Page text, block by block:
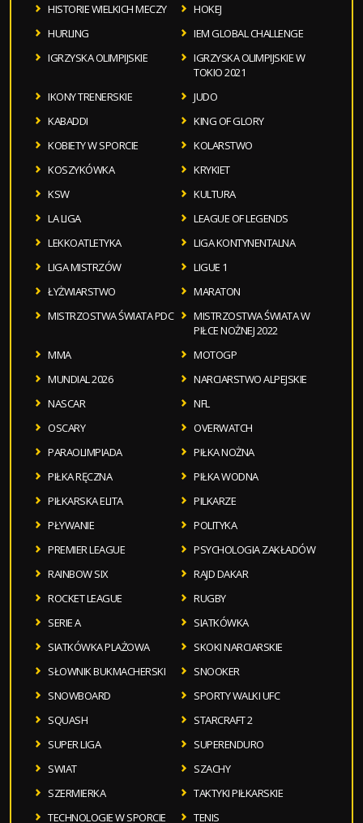
HISTORIE WIELKICH MECZY
HOKEJ
HURLING
IEM GLOBAL CHALLENGE
IGRZYSKA OLIMPIJSKIE
IGRZYSKA OLIMPIJSKIE W
TOKIO 2021
IKONY TRENERSKIE
JUDO
KABADDI
KING OF GLORY
KOBIETY W SPORCIE
KOLARSTWO
KOSZYKÓWKA
KRYKIET
KSW
KULTURA
LA LIGA
LEAGUE OF LEGENDS
LEKKOATLETYKA
LIGA KONTYNENTALNA
LIGA MISTRZÓW
LIGUE 1
ŁYŻWIARSTWO
MARATON
MISTRZOSTWA ŚWIATA PDC
MISTRZOSTWA ŚWIATA W
PIŁCE NOŻNEJ 2022
MMA
MOTOGP
MUNDIAL 2026
NARCIARSTWO ALPEJSKIE
NASCAR
NFL
OSCARY
OVERWATCH
PARAOLIMPIADA
PIŁKA NOŻNA
PIŁKA RĘCZNA
PIŁKA WODNA
PIŁKARSKA ELITA
PILKARZE
PŁYWANIE
POLITYKA
PREMIER LEAGUE
PSYCHOLOGIA ZAKŁADÓW
RAINBOW SIX
RAJD DAKAR
ROCKET LEAGUE
RUGBY
SERIE A
SIATKÓWKA
SIATKÓWKA PLAŻOWA
SKOKI NARCIARSKIE
SŁOWNIK BUKMACHERSKI
SNOOKER
SNOWBOARD
SPORTY WALKI UFC
SQUASH
STARCRAFT 2
SUPER LIGA
SUPERENDURO
SWIAT
SZACHY
SZERMIERKA
TAKTYKI PIŁKARSKIE
TECHNOLOGIE W SPORCIE
TENIS